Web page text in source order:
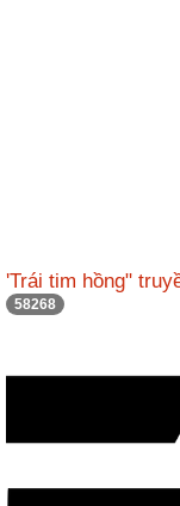
'Trái tim hồng"
58268